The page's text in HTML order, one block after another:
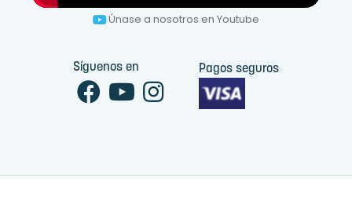
Únase a nosotros en Youtube
Síguenos en Pagos seguros